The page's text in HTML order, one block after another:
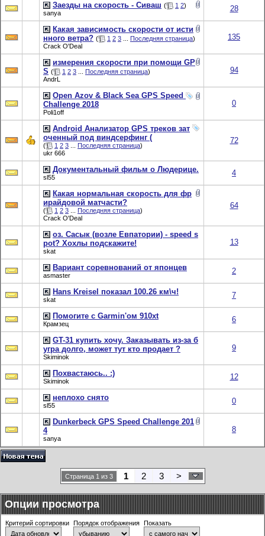
Заезды на скорость - Сиваш ( 1 2)
sanya
28
Какая зависимость скорости от исти
нного ветра? ( 1 2 3 Последняя страница)
Crack O'Deal
135
измерения скорости при помощи GP
S ( 1 2 3 Последняя страница)
AndrL
94
Open Azov & Black Sea GPS Speed ​​
Challenge 2018
Poli1off
0
Android Анализатор GPS треков зат
оченный под виндсерфинг (
( 1 2 3 Последняя страница)
ukr 666
72
Документальный фильм о Людерице.
sl55 4
Какая нормальная скорость для фр
ирайдовой матчасти?
( 1 2 3 Последняя страница)
Crack O'Deal
64
оз. Сасык (возле Евпатории) - speed s
pot? Хохлы подскажите!
skat
13
Вариант соревнований от японцев
asmaster 2
Hans Kreisel показал 100.26 км\ч!
skat 7
Помогите с Garmin'ом 910xt
Крамзец 6
GT-31 купить хочу. Заказывать из-за б
угра долго, может тут кто продает ?
Skiminok
9
Похвастаюсь.. :)
Skiminok 12
неплохо снято
sl55 0
Dunkerbeck GPS Speed Challenge 201
4
sanya
8
Страница 1 из 3 1 2 3 >
Опции просмотра
Критерий сортировки Порядок отображения Показать